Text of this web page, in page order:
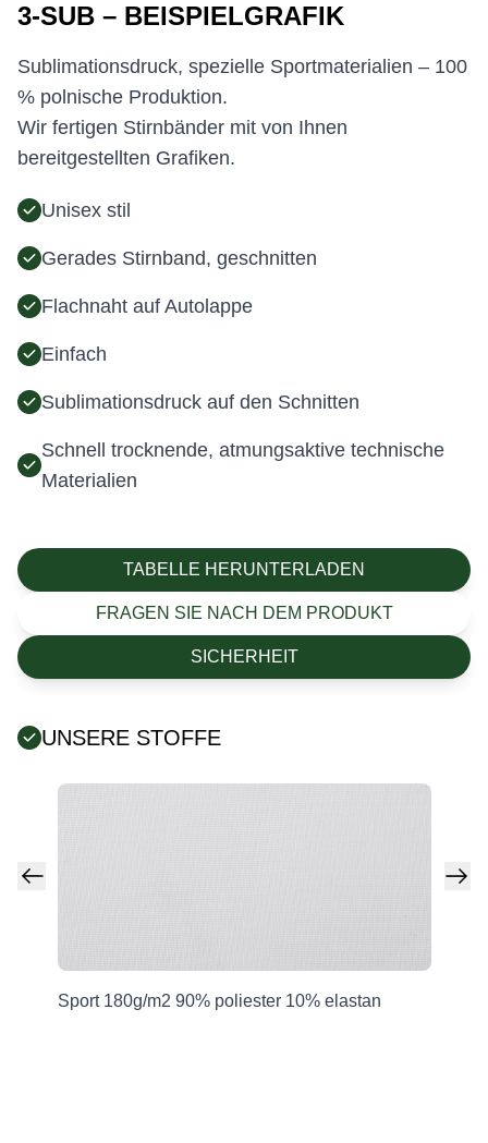
3-SUB – BEISPIELGRAFIK
Sublimationsdruck, spezielle Sportmaterialien – 100
% polnische Produktion.
Wir fertigen Stirnbänder mit von Ihnen
bereitgestellten Grafiken.
Unisex stil
Gerades Stirnband, geschnitten
Flachnaht auf Autolappe
Einfach
Sublimationsdruck auf den Schnitten
Schnell trocknende, atmungsaktive technische
Materialien
TABELLE HERUNTERLADEN
FRAGEN SIE NACH DEM PRODUKT
SICHERHEIT
UNSERE STOFFE
Sport 180g/m2 90% poliester 10% elastan